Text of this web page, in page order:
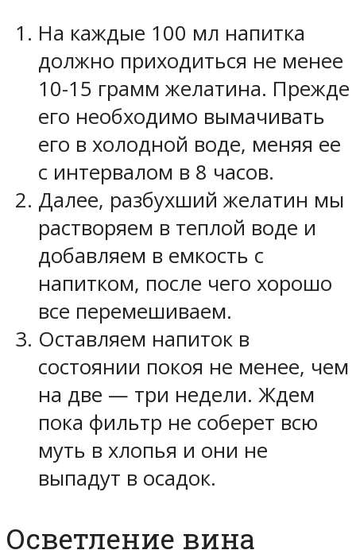
На каждые 100 мл напитка
должно приходиться не менее
10-15 грамм желатина. Прежде
его необходимо вымачивать
его в холодной воде, меняя ее
с интервалом в 8 часов.
Далее, разбухший желатин мы
растворяем в теплой воде и
добавляем в емкость с
напитком, после чего хорошо
все перемешиваем.
Оставляем напиток в
состоянии покоя не менее, чем
на две — три недели. Ждем
пока фильтр не соберет всю
муть в хлопья и они не
выпадут в осадок.
Осветление вина